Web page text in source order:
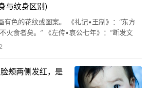
与纹身区别)
有色的花纹或图案。 《礼记•王制》：“东方
火食者矣。” 《左传•哀公七年》：“断发文
记•越王句践世家》：“文身断发。…
颊两侧发红，是